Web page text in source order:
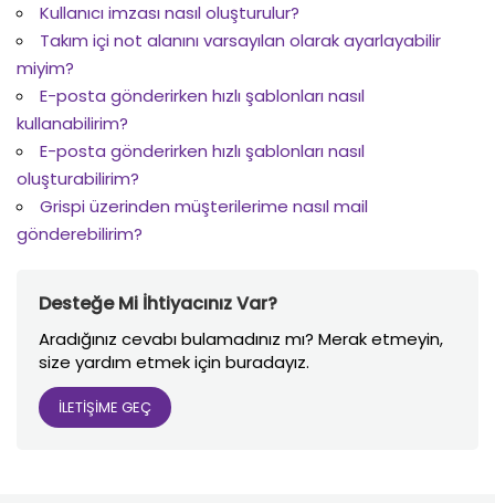
Kullanıcı imzası nasıl oluşturulur?
Takım içi not alanını varsayılan olarak ayarlayabilir
miyim?
E-posta gönderirken hızlı şablonları nasıl
kullanabilirim?
E-posta gönderirken hızlı şablonları nasıl
oluşturabilirim?
Grispi üzerinden müşterilerime nasıl mail
gönderebilirim?
Desteğe Mi İhtiyacınız Var?
Aradığınız cevabı bulamadınız mı? Merak etmeyin,
size yardım etmek için buradayız.
İLETİŞİME GEÇ